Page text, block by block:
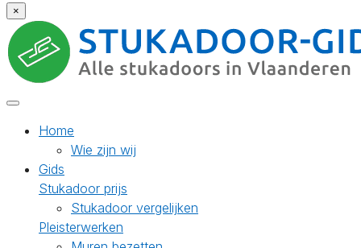
×
Home
Wie zijn wij
Gids
Stukadoor prijs
Stukadoor vergelijken
Pleisterwerken